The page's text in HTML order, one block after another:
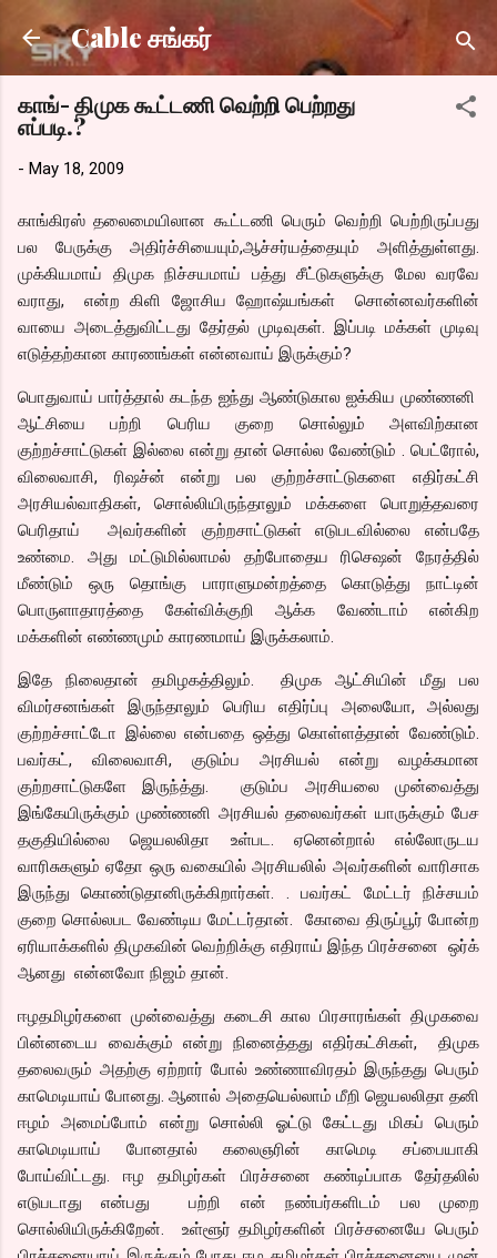
Skip to main content
Cable சங்கர்
காங்- திமுக கூட்டணி வெற்றி பெற்றது
எப்படி.?
- May 18, 2009
காங்கிரஸ் தலைமையிலான கூட்டணி பெரும் வெற்றி பெற்றிருப்பது
பல பேருக்கு அதிர்ச்சியையும்,ஆச்சர்யத்தையும் அளித்துள்ளது.
முக்கியமாய் திமுக நிச்சயமாய் பத்து சீட்டுகளுக்கு மேல வரவே
வராது, என்ற கிளி ஜோசிய ஹோஷ்யங்கள் சொன்னவர்களின்
வாயை அடைத்துவிட்டது தேர்தல் முடிவுகள். இப்படி மக்கள் முடிவு
எடுத்தற்கான காரணங்கள் என்னவாய் இருக்கும்?
பொதுவாய் பார்த்தால் கடந்த ஐந்து ஆண்டுகால ஐக்கிய முண்ணனி
ஆட்சியை பற்றி பெரிய குறை சொல்லும் அளவிற்கான
குற்றச்சாட்டுகள் இல்லை என்று தான் சொல்ல வேண்டும் . பெட்ரோல்,
விலைவாசி, ரிஷச்ன் என்று பல குற்றச்சாட்டுகளை எதிர்கட்சி
அரசியல்வாதிகள், சொல்லியிருந்தாலும் மக்களை பொறுத்தவரை
பெரிதாய் அவர்களின் குற்றசாட்டுகள் எடுபடவில்லை என்பதே
உண்மை. அது மட்டுமில்லாமல் தற்போதைய ரிசெஷன் நேரத்தில்
மீண்டும் ஒரு தொங்கு பாராளுமன்றத்தை கொடுத்து நாட்டின்
பொருளாதாரத்தை கேள்விக்குறி ஆக்க வேண்டாம் என்கிற
மக்களின் எண்ணமும் காரணமாய் இருக்கலாம்.
இதே நிலைதான் தமிழகத்திலும். திமுக ஆட்சியின் மீது பல
விமர்சனங்கள் இருந்தாலும் பெரிய எதிர்ப்பு அலையோ, அல்லது
குற்றச்சாட்டோ இல்லை என்பதை ஒத்து கொள்ளத்தான் வேண்டும்.
பவர்கட், விலைவாசி, குடும்ப அரசியல் என்று வழக்கமான
குற்றசாட்டுகளே இருந்த்து. குடும்ப அரசியலை முன்வைத்து
இங்கேயிருக்கும் முண்ணனி அரசியல் தலைவர்கள் யாருக்கும் பேச
தகுதியில்லை ஜெயலலிதா உள்பட. ஏனென்றால் எல்லோருடய
வாரிசுகளும் ஏதோ ஒரு வகையில் அரசியலில் அவர்களின் வாரிசாக
இருந்து கொண்டுதானிருக்கிறார்கள். . பவர்கட் மேட்டர் நிச்சயம்
குறை சொல்லபட வேண்டிய மேட்டர்தான். கோவை திருப்பூர் போன்ற
ஏரியாக்களில் திமுகவின் வெற்றிக்கு எதிராய் இந்த பிரச்சனை ஒர்க்
ஆனது என்னவோ நிஜம் தான்.
ஈழதமிழர்களை முன்வைத்து கடைசி கால பிரசாரங்கள் திமுகவை
பின்னடைய வைக்கும் என்று நினைத்தது எதிர்கட்சிகள், திமுக
தலைவரும் அதற்கு ஏற்றார் போல் உண்ணாவிரதம் இருந்தது பெரும்
காமெடியாய் போனது. ஆனால் அதையெல்லாம் மீறி ஜெயலலிதா தனி
ஈழம் அமைப்போம் என்று சொல்லி ஓட்டு கேட்டது மிகப் பெரும்
காமெடியாய் போனதால் கலைஞரின் காமெடி சப்பையாகி
போய்விட்டது. ஈழ தமிழர்கள் பிரச்சனை கண்டிப்பாக தேர்தலில்
எடுபடாது என்பது பற்றி என் நண்பர்களிடம் பல முறை
சொல்லியிருக்கிறேன். உள்ளூர் தமிழர்களின் பிரச்சனையே பெரும்